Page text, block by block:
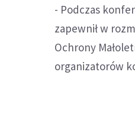
- Podczas
zapewnił w
Ochrony
organizatorów